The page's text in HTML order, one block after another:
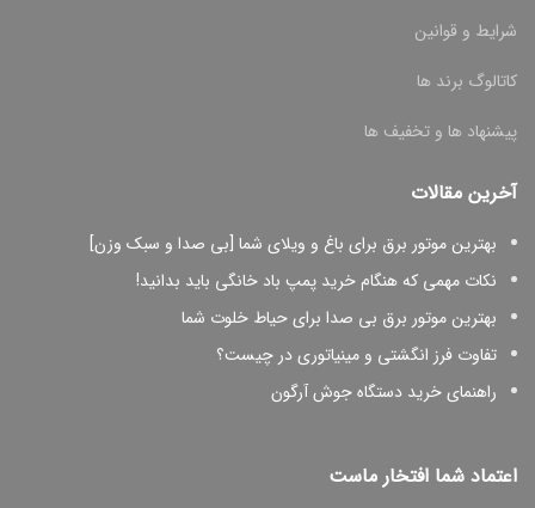
شرایط و قوانین
کاتالوگ برند ها
پیشنهاد ها و تخفیف ها
آخرین مقالات
بهترین موتور برق برای باغ و ویلای شما [بی صدا و سبک وزن]
نکات مهمی که هنگام خرید پمپ باد خانگی باید بدانید!
بهترین موتور برق بی صدا برای حیاط خلوت شما
تفاوت فرز انگشتی و مینیاتوری در چیست؟
راهنمای خرید دستگاه جوش آرگون
اعتماد شما افتخار ماست